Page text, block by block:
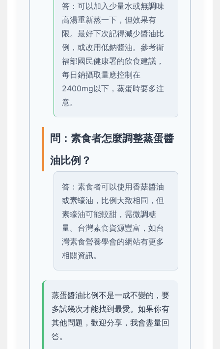
答：可以加入少量水或無調味
高湯重新蒸一下，但效果有
限。最好下次記得減少醬油比
例，或改用低鈉醬油。參考衛
福部國民健康署的飲食建議，
每日鈉攝取量應控制在
2400mg以下，蒸蛋時要多注
意。
問：素食者怎麼調整蒸蛋醬
油比例？
答：素食者可以使用香菇醬油
或素蠔油，比例大致相同，但
素蠔油可能較甜，需微調糖
量。台灣素食資源豐富，如台
灣素食營養學會的網站有更多
相關資訊。
蒸蛋醬油比例不是一成不變的，要
多試幾次才能找到最愛。如果你有
其他問題，歡迎分享，我會盡量回
答。